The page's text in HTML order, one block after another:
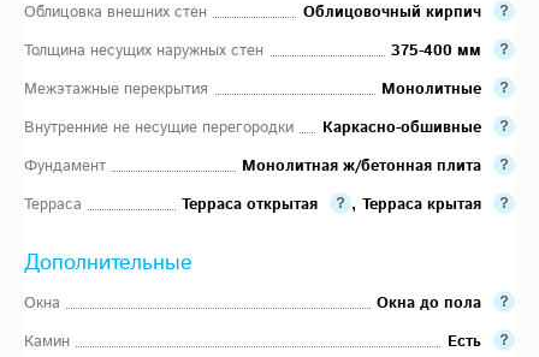
Облицовка внешних стен
Облицовочный кирпич
Толщина несущих наружных стен
375-400 мм
Межэтажные перекрытия
Монолитные
Внутренние не несущие перегородки
Каркасно-обшивные
Фундамент
Монолитная ж/бетонная плита
Терраса
Терраса открытая , Терраса крытая
Дополнительные
Окна
Окна до пола
Камин
Есть